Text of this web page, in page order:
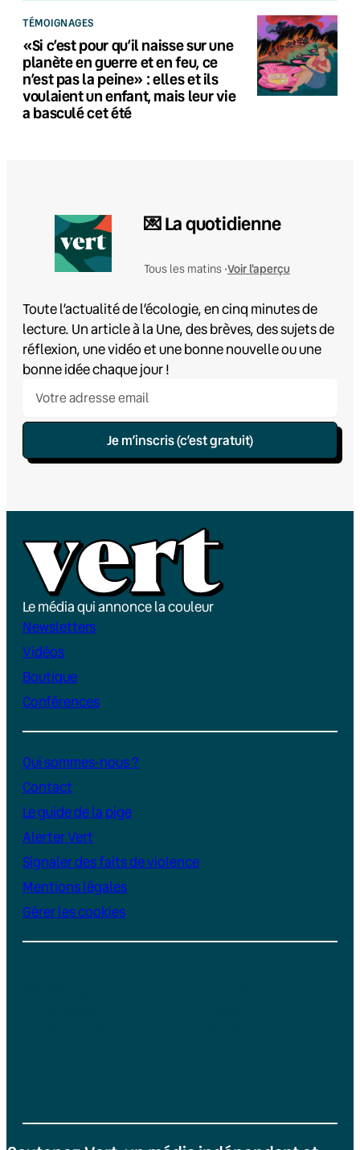
TÉMOIGNAGES
«Si c’est pour qu’il naisse sur une
planète en guerre et en feu, ce
n’est pas la peine» : elles et ils
voulaient un enfant, mais leur vie
a basculé cet été
💌 La quotidienne
Tous les matins •Voir l'aperçu
Toute l’actualité de l’écologie, en cinq minutes de
lecture. Un article à la Une, des brèves, des sujets de
réflexion, une vidéo et une bonne nouvelle ou une
bonne idée chaque jour !
Je m’inscris (c’est gratuit)
Le média qui annonce la couleur
Newsletters
Vidéos
Boutique
Conférences
Qui sommes-nous ?
Contact
Le guide de la pige
Alerter Vert
Signaler des faits de violence
Mentions légales
Gérer les cookies